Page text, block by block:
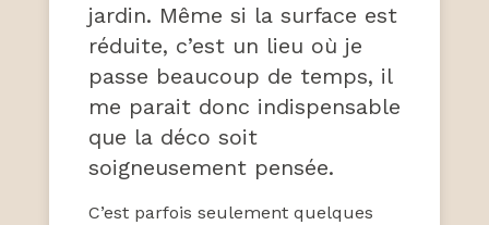
jardin. Même si la surface est
réduite, c’est un lieu où je
passe beaucoup de temps, il
me parait donc indispensable
que la déco soit
soigneusement pensée.
C’est parfois seulement quelques